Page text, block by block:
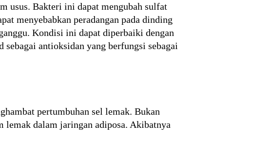
usus. Bakteri ini dapat mengubah sulfat
menyebabkan peradangan pada dinding
Kondisi ini dapat diperbaiki dengan
antioksidan yang berfungsi sebagai
pertumbuhan sel lemak. Bukan
lemak dalam jaringan adiposa. Akibatnya